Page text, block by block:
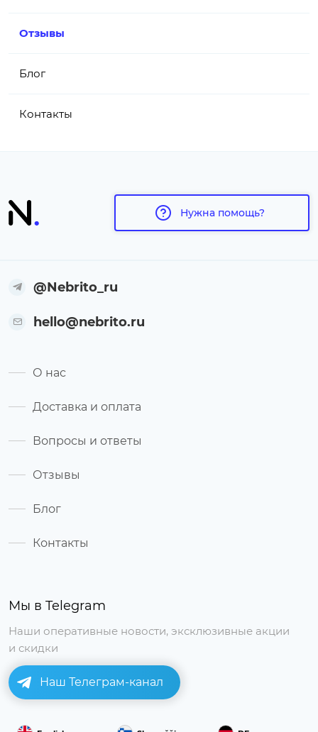
Отзывы
Блог
Контакты
Нужна помощь?
Мы в Telegram
Наши оперативные новости, эксклюзивные акции
и скидки
Наш Телеграм-канал
@Nebrito_ru
hello@nebrito.ru
О нас
Доставка и оплата
Вопросы и ответы
Отзывы
Блог
Контакты